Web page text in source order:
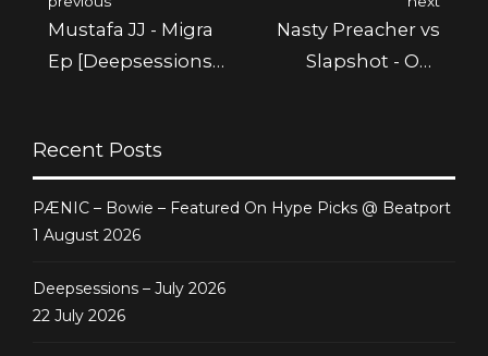
Mustafa JJ - Migra
Ep [Deepsessions
Nasty Preacher vs
Slapshot - Our
Recent Posts
PÆNIC – Bowie – Featured On Hype Picks @ Beatport
1 August 2026
Deepsessions – July 2026
22 July 2026